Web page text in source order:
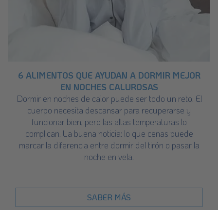
6 ALIMENTOS QUE AYUDAN A DORMIR MEJOR
EN NOCHES CALUROSAS
Dormir en noches de calor puede ser todo un reto. El
cuerpo necesita descansar para recuperarse y
funcionar bien, pero las altas temperaturas lo
complican. La buena noticia: lo que cenas puede
marcar la diferencia entre dormir del tirón o pasar la
noche en vela.
SABER MÁS